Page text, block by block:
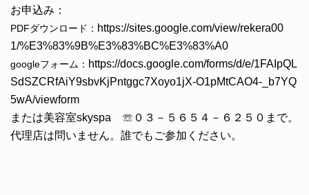
お申込み ：
PDFダウンロード： https://sites.google.com/view/rekera00
1/%E3%83%9B%E3%83%BC%E3%83%A0
googleフォーム： https://docs.google.com/forms/d/e/1FAIpQL
SdSZCRfAiY9sbvKjPntggc7Xoyo1jX-O1pMtCAO4-_b7YQ
5wA/viewform
または美容室skyspa ☏０３－５６５４－６２５０まで。
代理店は問いません。誰でもご参加ください。